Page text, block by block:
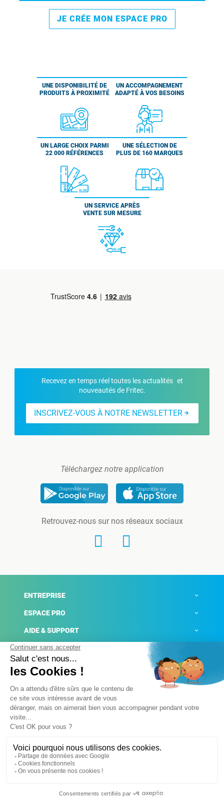
JE CRÉE MON ESPACE PRO
UNE DISPONIBILITÉ DE
PRODUITS À PROXIMITÉ
UN ACCOMPAGNEMENT
ADAPTÉ À VOS BESOINS
UN LARGE CHOIX PARMI
22 000 RÉFÉRENCES
UNE SÉLECTION DE
PLUS DE 160 MARQUES
UN SERVICE APRÈS
VENTE SUR MESURE
Recevez en temps réel toutes les actualités et
nouveautés de Fritec.
INSCRIVEZ-VOUS À NOTRE NEWSLETTER
Téléchargez notre application
Retrouvez-nous sur nos réseaux sociaux
ENTREPRISE
ESPACE PRO
AIDE & SUPPORT
ACTUALITÉS
Mentions légales
Conditions générales de ventes
Plateforme de signalement